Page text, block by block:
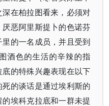
在柏拉图看来，必须对
恶阿里斯提卜的色诺芬
的一名成员，并且受到
酒色的生活的辛辣的指
的特殊兴趣表现在以下
的谈话是通过埃利斯的
埃科克拉底和一群未提